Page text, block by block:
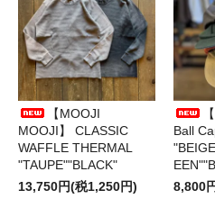
【MOOJI
MOOJI】 CLASSIC
WAFFLE THERMAL
"TAUPE""BLACK"
13,750円(税1,250円)
Ball
8,800